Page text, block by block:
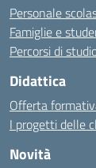
Personale
Famiglie e
Percorsi di
Didattica
Offerta
I progetti delle
Novità